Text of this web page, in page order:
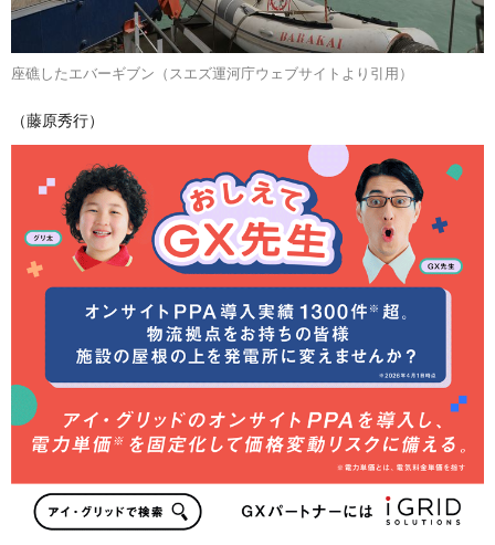
座礁したエバーギブン（スエズ運河庁ウェブサイトより引用）
（藤原秀行）